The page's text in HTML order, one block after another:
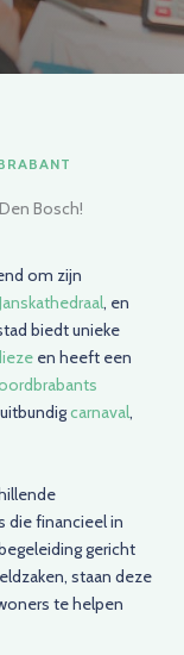
Den Bosch!
om zijn
, en
biedt unieke
en heeft een
carnaval,
die financieel in
gericht
staan deze
te helpen